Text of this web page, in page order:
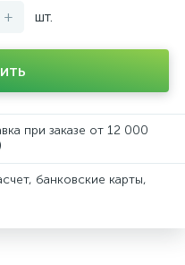
+ шт.
при заказе от 12 000
банковские карты,